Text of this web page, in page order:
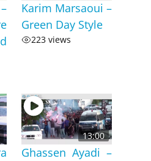
Karim Marsaoui –
Green Day Style
223 views
13:00
Ghassen Ayadi –